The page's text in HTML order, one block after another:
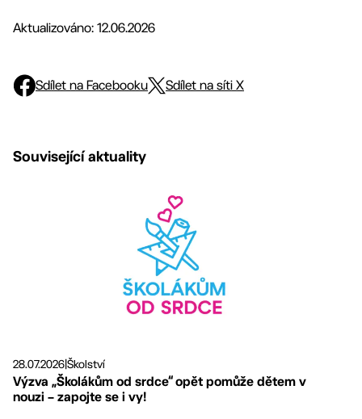
Aktualizováno: 12.06.2026
Sdílet na Facebooku Sdílet na síti X
Související aktuality
28.07.2026Školství
Výzva „Školákům od srdce“ opět pomůže dětem v
nouzi – zapojte se i vy!